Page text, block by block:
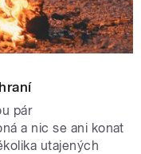
pár
a nic se ani konat
utajených